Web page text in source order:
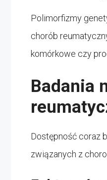
Polimorfizmy
chorób
komórkowe czy
Badania
Dostępność coraz
związanych z